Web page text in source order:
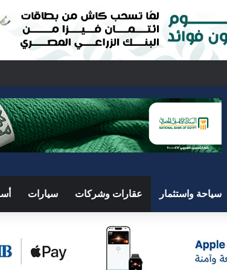
سياحة واستثمار عقارات وشركات سيارات